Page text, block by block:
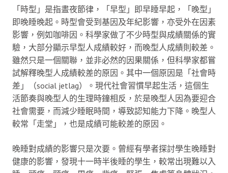
「時型」是指晝夜節律，「早型」即早睡早起，「晚型」
即晚睡晚起。時型會受到基因及年紀影響，亦受外在因素
影響，例如咖啡因。科學家做了不少時型與成績關係的實
驗，大部分顯示早型人成績較好，而晚型人成績則較差。
雖然只是一個關聯，並非必然的因果關係，但科學家都嘗
試解釋晚型人成績較差的原因。其中一個原因是「社會時
差」（social jetlag）。現代社會習慣早起生活，這個生
活節奏與晚型人的生理時鐘相反，於是晚型人因為要迎合
社會需要，而減少睡眠時間，導致認知能力下降。晚型人
較常「走堂」，也是成績可能較差的原因。
晚睡對成績的影響只是次要。曾經有學者探討學生晚睡對
健康的影響，發現十一時半後睡的學生，較常出現難以入